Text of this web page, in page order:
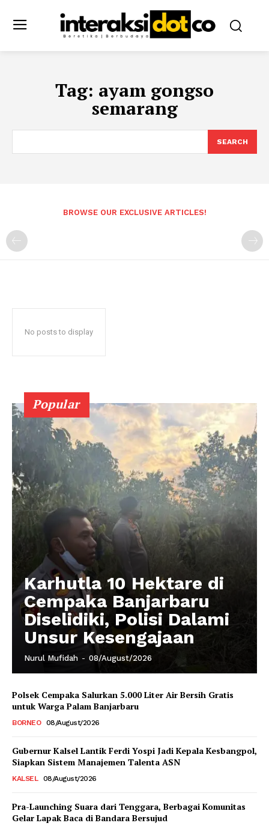
Tag: ayam gongso
semarang
SEARCH
BROWSE OUR EXCLUSIVE ARTICLES!
No posts to display
Popular
Karhutla 10 Hektare di
Cempaka Banjarbaru
Diselidiki, Polisi Dalami
Unsur Kesengajaan
Nurul Mufidah - 08/August/2026
Polsek Cempaka Salurkan 5.000 Liter Air Bersih Gratis
untuk Warga Palam Banjarbaru
BORNEO 08/August/2026
Gubernur Kalsel Lantik Ferdi Yospi Jadi Kepala Kesbangpol,
Siapkan Sistem Manajemen Talenta ASN
KALSEL 08/August/2026
Pra-Launching Suara dari Tenggara, Berbagai Komunitas
Gelar Lapak Baca di Bandara Bersujud